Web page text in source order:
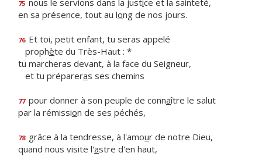
75 nous le servions dans la justice et la sainteté,
en sa présence, tout au long de nos jours.
76 Et toi, petit enfant, tu seras appelé
prophète du Très-Haut : *
tu marcheras devant, à la face du Seigneur,
et tu prépareras ses chemins
77 pour donner à son peuple de connaître le salut
par la rémission de ses péchés,
78 grâce à la tendresse, à l'amour de notre Dieu,
quand nous visite l'astre d'en haut,